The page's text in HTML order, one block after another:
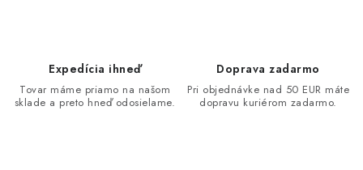
Expedícia ihneď
Tovar máme priamo na našom
sklade a preto hneď odosielame.
Doprava zadarmo
Pri objednávke nad 50 EUR máte
dopravu kuriérom zadarmo.